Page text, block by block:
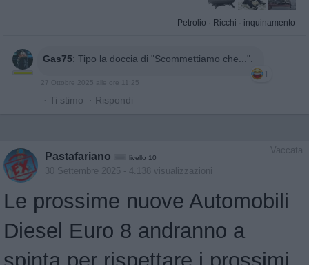
Petrolio · Ricchi · inquinamento
Gas75: Tipo la doccia di "Scommettiamo che...".
1
27 Ottobre 2025 alle ore 11:25
· Ti stimo · Rispondi
Vaccata
Pastafariano livello 10
30 Settembre 2025 - 4.138 visualizzazioni
Le prossime nuove Automobili
Diesel Euro 8 andranno a